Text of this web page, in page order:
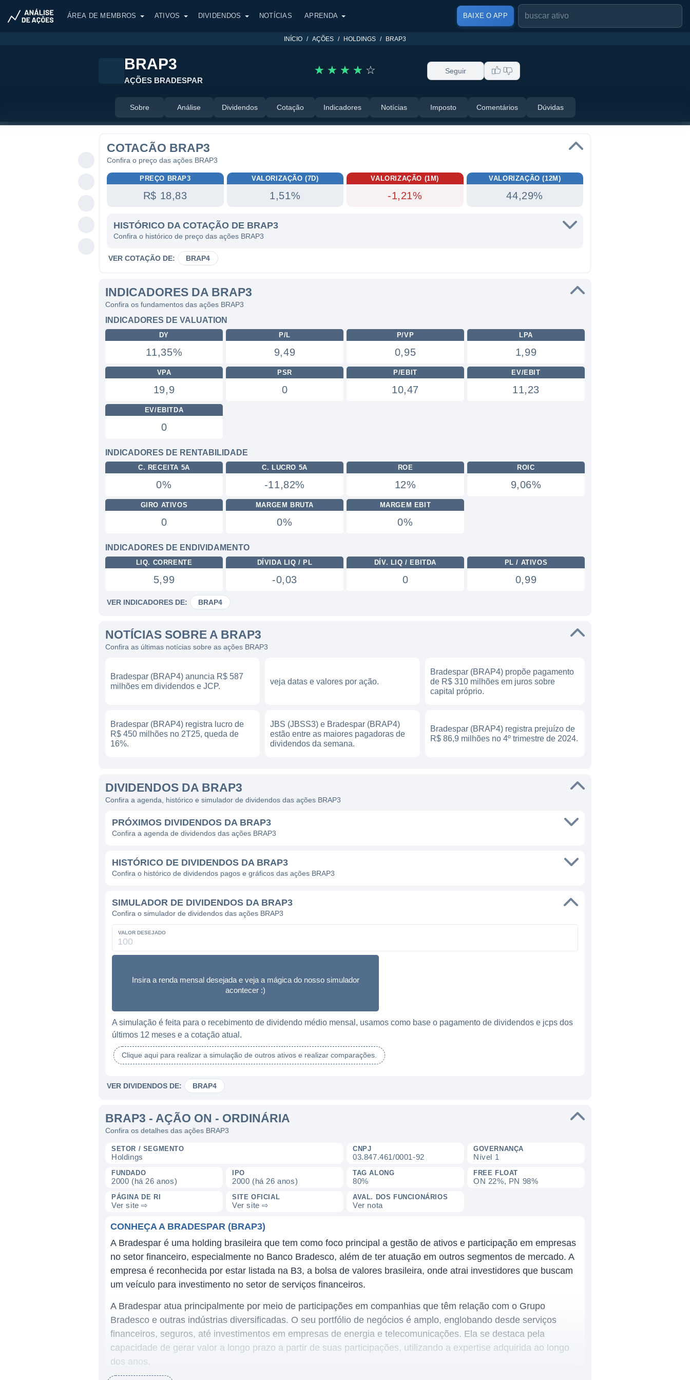
ÁREA DE MEMBROS ATIVOS DIVIDENDOS NOTÍCIAS APRENDA BAIXE O APP
INÍCIO AÇÕES HOLDINGS BRAP3
BRAP3
AÇÕES BRADESPAR
☆ ☆ ☆ ☆ ☆ Seguir
Sobre Análise Dividendos Cotação Indicadores Notícias Imposto Comentários Dúvidas
COTACÃO BRAP3
Confira o preço das ações BRAP3
PREÇO BRAP3
R$ 18,83
VALORIZAÇÃO (7D)
1,51%
VALORIZAÇÃO (1M)
-1,21%
VALORIZAÇÃO (12M)
44,29%
HISTÓRICO DA COTAÇÃO DE BRAP3
Confira o histórico de preço das ações BRAP3
VER COTAÇÃO DE: BRAP4
INDICADORES DA BRAP3
Confira os fundamentos das ações BRAP3
INDICADORES DE VALUATION
DY
11,35%
P/L
9,49
P/VP
0,95
LPA
1,99
VPA
19,9
PSR
0
P/EBIT
10,47
EV/EBIT
11,23
EV/EBITDA
0
INDICADORES DE RENTABILIDADE
C. RECEITA 5A
0%
C. LUCRO 5A
-11,82%
ROE
12%
ROIC
9,06%
GIRO ATIVOS
0
MARGEM BRUTA
0%
MARGEM EBIT
0%
INDICADORES DE ENDIVIDAMENTO
LIQ. CORRENTE
5,99
DÍVIDA LIQ / PL
-0,03
DÍV. LIQ / EBITDA
0
PL / ATIVOS
0,99
VER INDICADORES DE: BRAP4
NOTÍCIAS SOBRE A BRAP3
Confira as últimas notícias sobre as ações BRAP3
Bradespar (BRAP4) anuncia R$ 587
milhões em dividendos e JCP.
veja datas e valores por ação.
Bradespar (BRAP4) propõe pagamento
de R$ 310 milhões em juros sobre
capital próprio.
Bradespar (BRAP4) registra lucro de
R$ 450 milhões no 2T25, queda de
16%.
JBS (JBSS3) e Bradespar (BRAP4)
estão entre as maiores pagadoras de
dividendos da semana.
Bradespar (BRAP4) registra prejuízo de
R$ 86,9 milhões no 4º trimestre de 2024.
DIVIDENDOS DA BRAP3
Confira a agenda, histórico e simulador de dividendos das ações BRAP3
PRÓXIMOS DIVIDENDOS DA BRAP3
Confira a agenda de dividendos das ações BRAP3
HISTÓRICO DE DIVIDENDOS DA BRAP3
Confira o histórico de dividendos pagos e gráficos das ações BRAP3
SIMULADOR DE DIVIDENDOS DA BRAP3
Confira o simulador de dividendos das ações BRAP3
VALOR DESEJADO
Insira a renda mensal desejada e veja a mágica do nosso simulador
acontecer :)
A simulação é feita para o recebimento de dividendo médio mensal, usamos como base o pagamento de dividendos e jcps dos
últimos 12 meses e a cotação atual.
Clique aqui para realizar a simulação de outros ativos e realizar comparações.
VER DIVIDENDOS DE: BRAP4
BRAP3 - AÇÃO ON - ORDINÁRIA
Confira os detalhes das ações BRAP3
SETOR / SEGMENTO
Holdings
CNPJ
03.847.461/0001-92
GOVERNANÇA
Nível 1
FUNDADO
2000 (há 26 anos)
IPO
2000 (há 26 anos)
TAG ALONG
80%
FREE FLOAT
ON 22%, PN 98%
PÁGINA DE RI
Ver site ⇨
SITE OFICIAL
Ver site ⇨
AVAL. DOS FUNCIONÁRIOS
Ver nota
CONHEÇA A BRADESPAR (BRAP3)
A Bradespar é uma holding brasileira que tem como foco principal a gestão de ativos e participação em empresas
no setor financeiro, especialmente no Banco Bradesco, além de ter atuação em outros segmentos de mercado. A
empresa é reconhecida por estar listada na B3, a bolsa de valores brasileira, onde atrai investidores que buscam
um veículo para investimento no setor de serviços financeiros.
A Bradespar atua principalmente por meio de participações em companhias que têm relação com o Grupo
Bradesco e outras indústrias diversificadas. O seu portfólio de negócios é amplo, englobando desde serviços
financeiros, seguros, até investimentos em empresas de energia e telecomunicações. Ela se destaca pela
capacidade de gerar valor a longo prazo a partir de suas participações, utilizando a expertise adquirida ao longo
dos anos.